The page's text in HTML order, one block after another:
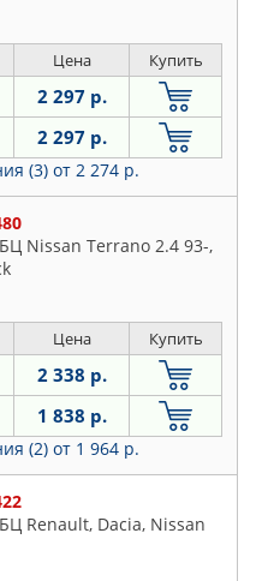
Цена Купить
2 297 р.
2 297 р.
(3) от 2 274 р.
Nissan Terrano 2.4 93-,
Цена Купить
2 338 р.
1 838 р.
(2) от 1 964 р.
Renault, Dacia, Nissan